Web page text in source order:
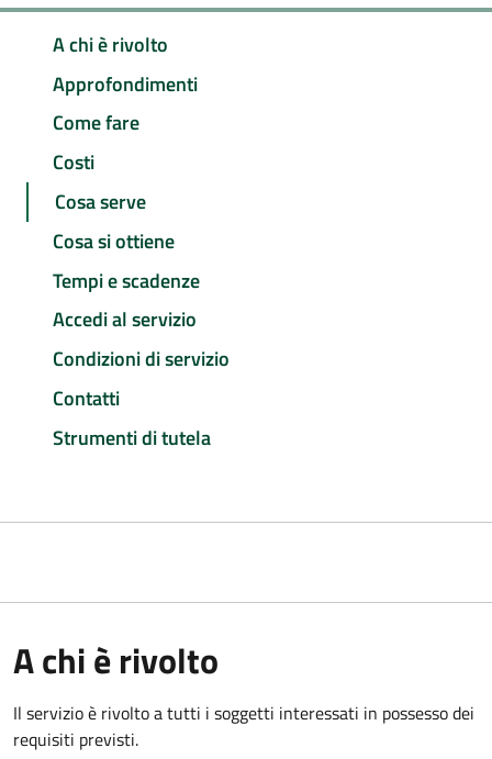
A chi è rivolto
Approfondimenti
Come fare
Costi
Cosa serve
Cosa si ottiene
Tempi e scadenze
Accedi al servizio
Condizioni di servizio
Contatti
Strumenti di tutela
A chi è rivolto
Il servizio è rivolto a tutti i soggetti interessati in possesso dei
requisiti previsti.